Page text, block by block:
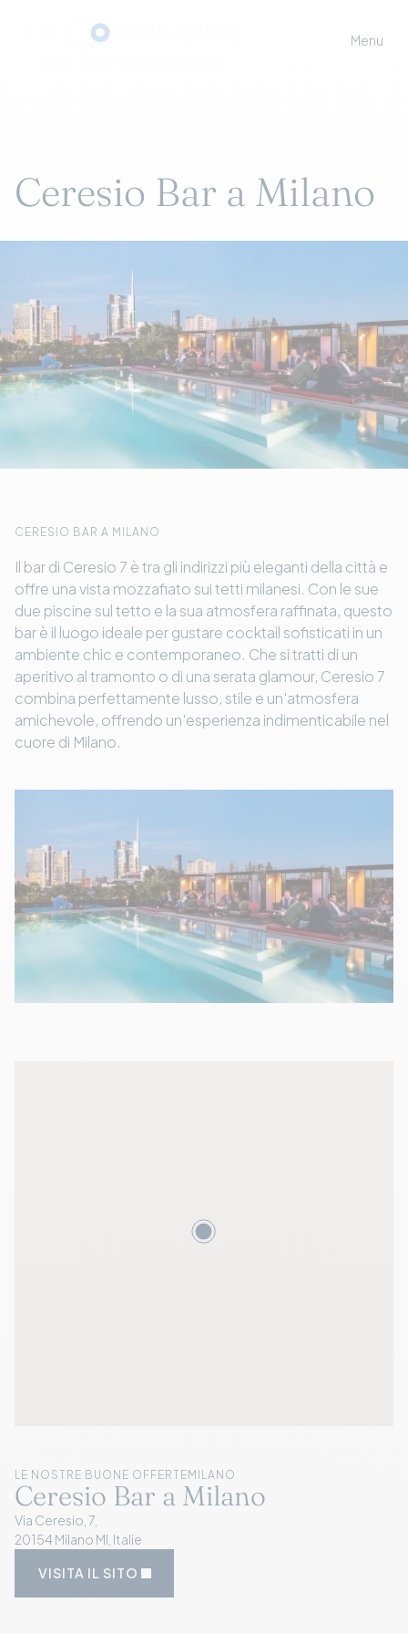
Menu
Ceresio Bar a Milano
CERESIO BAR A MILANO
Il bar di Ceresio 7 è tra gli indirizzi più eleganti della città e
offre una vista mozzafiato sui tetti milanesi. Con le sue
due piscine sul tetto e la sua atmosfera raffinata, questo
bar è il luogo ideale per gustare cocktail sofisticati in un
ambiente chic e contemporaneo. Che si tratti di un
aperitivo al tramonto o di una serata glamour, Ceresio 7
combina perfettamente lusso, stile e un'atmosfera
amichevole, offrendo un'esperienza indimenticabile nel
cuore di Milano.
LE NOSTRE BUONE OFFERTE MILANO
Ceresio Bar a Milano
Via Ceresio, 7,
20154 Milano MI, Italie
VISITA IL SITO